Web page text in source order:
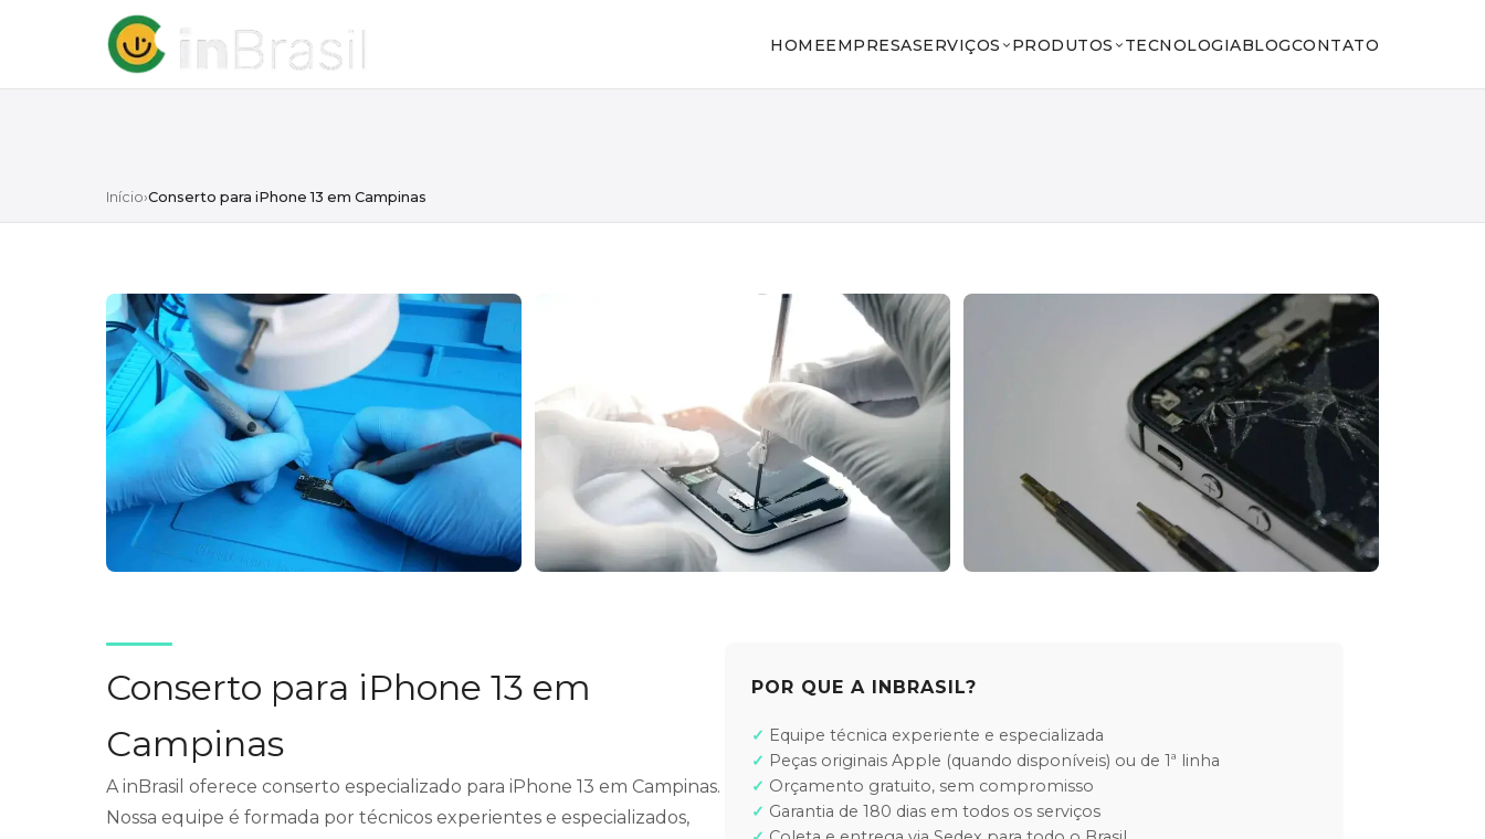
HOMEEMPRESASERVIÇOS PRODUTOS TECNOLOGIABLOGCONTATO
Início›Conserto para iPhone 13 em Campinas
Conserto para iPhone 13 em
Campinas
A inBrasil oferece conserto especializado para iPhone 13 em Campinas.
Nossa equipe é formada por técnicos experientes e especializados,
POR QUE A INBRASIL?
Equipe técnica experiente e especializada
Peças originais Apple (quando disponíveis) ou de 1ª linha
Orçamento gratuito, sem compromisso
Garantia de 180 dias em todos os serviços